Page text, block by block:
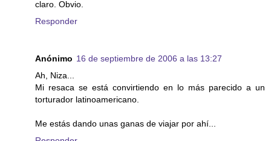
claro. Obvio.
Responder
Anónimo 16 de septiembre de 2006 a las 13:27
Ah, Niza...
Mi resaca se está convirtiendo en lo más parecido a un
torturador latinoamericano.
Me estás dando unas ganas de viajar por ahí...